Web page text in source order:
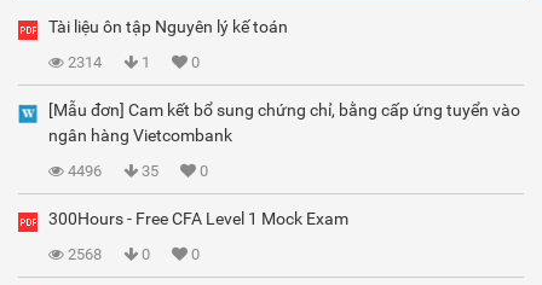
Tài liệu ôn tập Nguyên lý kế toán
2314 1 0
[Mẫu đơn] Cam kết bổ sung chứng chỉ, bằng cấp ứng tuyển vào
ngân hàng Vietcombank
4496 35 0
300Hours - Free CFA Level 1 Mock Exam
2568 0 0